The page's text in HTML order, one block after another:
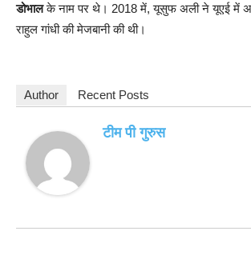
डोभालके नाम पर थे। 2018 में, यूसुफ अली ने यूएई में
राहुल गांधी की मेजबानी की थी।
Author Recent Posts
टीम पी गुरुस